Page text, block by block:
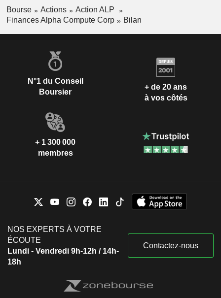
Bourse Actions
Action ALP
Finances Alpha Compute Corp
Bilan
N°1 du Conseil
Boursier
+ de 20 ans
à vos côtés
+ 1 300 000
membres
NOS EXPERTS À VOTRE
ÉCOUTE
Lundi - Vendredi 9h-12h / 14h-
18h
Contactez-nous